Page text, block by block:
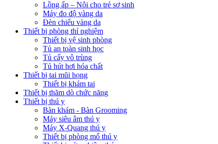
Lồng ấp – Nôi cho trẻ sơ sinh
Máy đo độ vàng da
Đèn chiếu vàng da
Thiết bị phòng thí nghiệm
Thiết bị vệ sinh phòng
Tủ an toàn sinh học
Tủ cấy vô trùng
Tủ hút hơi hóa chất
Thiết bị tai mũi họng
Thiết bị khám tai
Thiết bị thăm dò chức năng
Thiết bị thú y
Bàn khám - Bàn Grooming
Máy siêu âm thú y
Máy X-Quang thú y
Thiết bị phòng mổ thú y